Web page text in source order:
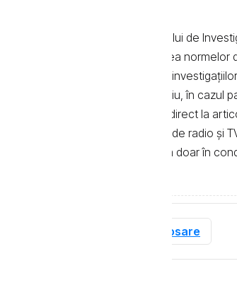
Textele de pe pagina web a Centrului de
realizate de jurnaliști, cu respectarea
autor. Preluarea textelor știrilor și a
de 500 de semne. În mod obligatoriu, în cazul
sau bloguri) trebuie indicat şi linkul direct la
primul alineat, iar în cazul posturilor de radio și
integrală a textelor se poate realiza doar în
Dosare